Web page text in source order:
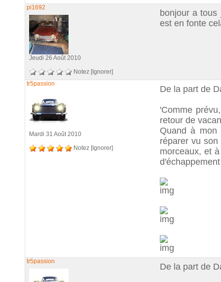
pi1692
Jeudi 26 Août 2010
Notez [Ignorer]
bonjour a
est en fonte
tr5passion
Mardi 31 Août 2010
Notez [Ignorer]
De la part de
'Comme
retour de
Quand à
réparer vu
morceaux, et
tr5passion
De la part de